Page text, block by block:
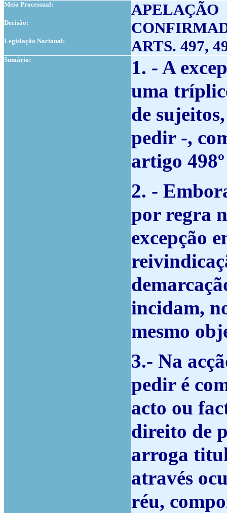
Meio Processual: APELAÇÃO
Decisão:
Legislação Nacional: ARTS. 497,
Sumário:
1. - A
uma
de
pedir -,
artigo
2. -
por regra
excepção
incidam,
mesmo
3.- Na
pedir é
acto ou
direito de
arroga
através
réu,